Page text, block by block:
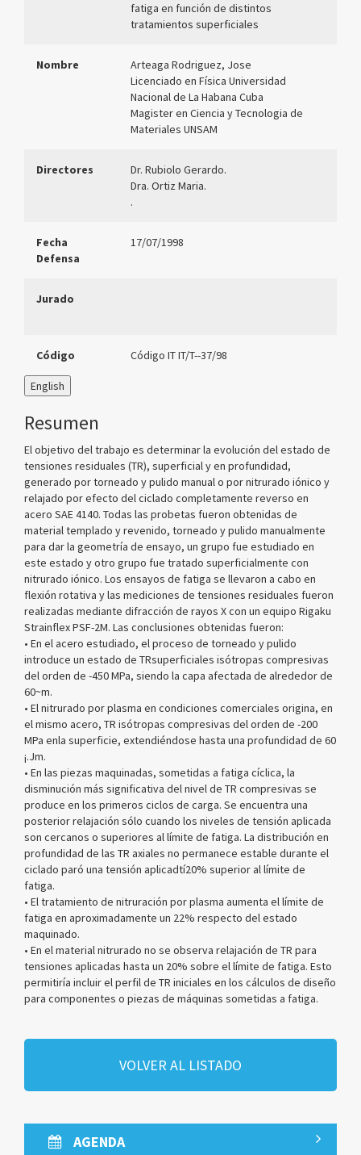
fatiga en función de distintos
tratamientos superficiales
Nombre
Arteaga Rodriguez, Jose
Licenciado en Física Universidad
Nacional de La Habana Cuba
Magister en Ciencia y Tecnologia de
Materiales UNSAM
Directores
Dr. Rubiolo Gerardo.
Dra. Ortiz Maria.
.
Fecha
Defensa
17/07/1998
Jurado
Código Código IT IT/T--37/98
English
Resumen
El objetivo del trabajo es determinar la evolución del estado de
tensiones residuales (TR), superficial y en profundidad,
generado por torneado y pulido manual o por nitrurado iónico y
relajado por efecto del ciclado completamente reverso en
acero SAE 4140. Todas las probetas fueron obtenidas de
material templado y revenido, torneado y pulido manualmente
para dar la geometría de ensayo, un grupo fue estudiado en
este estado y otro grupo fue tratado superficialmente con
nitrurado iónico. Los ensayos de fatiga se llevaron a cabo en
flexión rotativa y las mediciones de tensiones residuales fueron
realizadas mediante difracción de rayos X con un equipo Rigaku
Strainflex PSF-2M. Las conclusiones obtenidas fueron:
• En el acero estudiado, el proceso de torneado y pulido
introduce un estado de TRsuperficiales isótropas compresivas
del orden de -450 MPa, siendo la capa afectada de alrededor de
60~m.
• El nitrurado por plasma en condiciones comerciales origina, en
el mismo acero, TR isótropas compresivas del orden de -200
MPa enla superficie, extendiéndose hasta una profundidad de 60
¡.Jm.
• En las piezas maquinadas, sometidas a fatiga cíclica, la
disminución más significativa del nivel de TR compresivas se
produce en los primeros ciclos de carga. Se encuentra una
posterior relajación sólo cuando los niveles de tensión aplicada
son cercanos o superiores al límite de fatiga. La distribución en
profundidad de las TR axiales no permanece estable durante el
ciclado paró una tensión aplicadtí20% superior al límite de
fatiga.
• El tratamiento de nitruración por plasma aumenta el límite de
fatiga en aproximadamente un 22% respecto del estado
maquinado.
• En el material nitrurado no se observa relajación de TR para
tensiones aplicadas hasta un 20% sobre el límite de fatiga. Esto
permitiría incluir el perfil de TR iniciales en los cálculos de diseño
para componentes o piezas de máquinas sometidas a fatiga.
VOLVER AL LISTADO
AGENDA